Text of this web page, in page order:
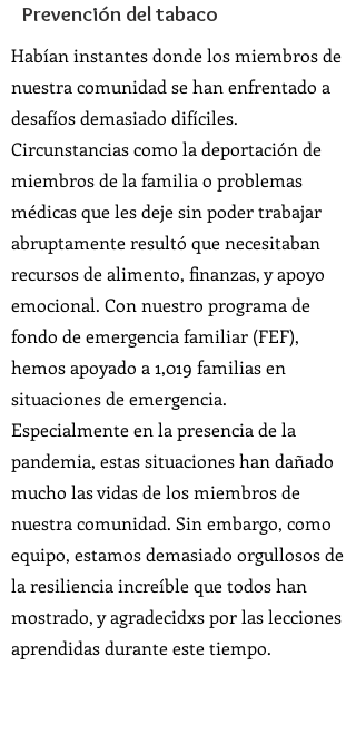
Prevención del tabaco
Habían instantes donde los miembros de
nuestra comunidad se han enfrentado a
desafíos demasiado difíciles.
Circunstancias como la deportación de
miembros de la familia o problemas
médicas que les deje sin poder trabajar
abruptamente resultó que necesitaban
recursos de alimento, finanzas, y apoyo
emocional. Con nuestro programa de
fondo de emergencia familiar (FEF),
hemos apoyado a 1,019 familias en
situaciones de emergencia.
Especialmente en la presencia de la
pandemia, estas situaciones han dañado
mucho las vidas de los miembros de
nuestra comunidad. Sin embargo, como
equipo, estamos demasiado orgullosos de
la resiliencia increíble que todos han
mostrado, y agradecidxs por las lecciones
aprendidas durante este tiempo.